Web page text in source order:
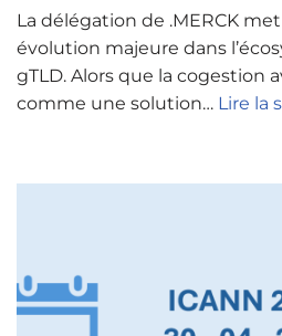
La délégation de .MERCK
évolution majeure dans
gTLD. Alors que la cogestion
comme une solution… Lire la